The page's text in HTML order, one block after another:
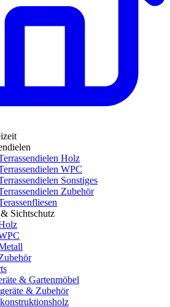
Holz
WPC
Sonstiges
Zubehör
Sichtschutz
& Gartenmöbel
& Zubehör